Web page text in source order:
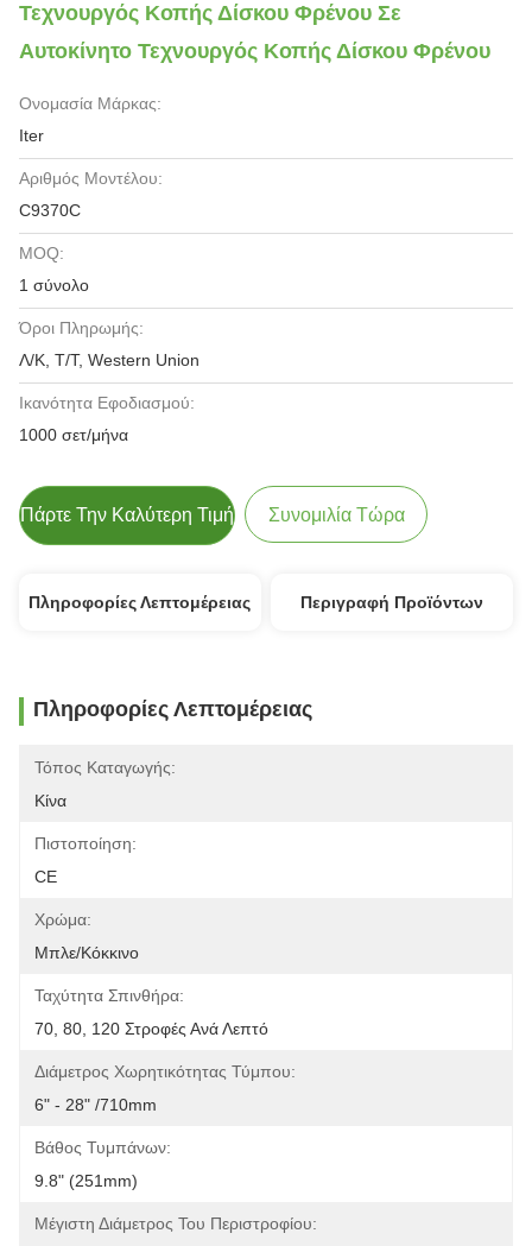
Τεχνουργός Κοπής Δίσκου Φρένου Σε
Αυτοκίνητο Τεχνουργός Κοπής Δίσκου Φρένου
Ονομασία Μάρκας:
Iter
Αριθμός Μοντέλου:
C9370C
MOQ:
1 σύνολο
Όροι Πληρωμής:
Λ/Κ, Τ/Τ, Western Union
Ικανότητα Εφοδιασμού:
1000 σετ/μήνα
Πάρτε Την Καλύτερη Τιμή Συνομιλία Τώρα
Πληροφορίες Λεπτομέρειας Περιγραφή Προϊόντων
Πληροφορίες Λεπτομέρειας
Τόπος Καταγωγής:
Κίνα
Πιστοποίηση:
CE
Χρώμα:
Μπλε/κόκκινο
Ταχύτητα Σπινθήρα:
70, 80, 120 Στροφές Ανά Λεπτό
Διάμετρος Χωρητικότητας Τύμπου:
6" - 28" /710mm
Βάθος Τυμπάνων:
9.8" (251mm)
Μέγιστη Διάμετρος Του Περιστροφίου: